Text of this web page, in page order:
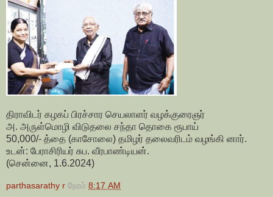
திராவிடர் கழகப் பிரச்சார செயலாளர் வழக்குரைஞர்
அ. அருள்மொழி விடுதலை சந்தா தொகை ரூபாய்
50,000/- த்தை (காசோலை) தமிழர் தலைவரிடம் வழங்கி னார்.
உடன்: பேராசிரியர் சுப. வீரபாண்டியன்.
(சென்னை, 1.6.2024)
parthasarathy r நேரம் 8:17 AM